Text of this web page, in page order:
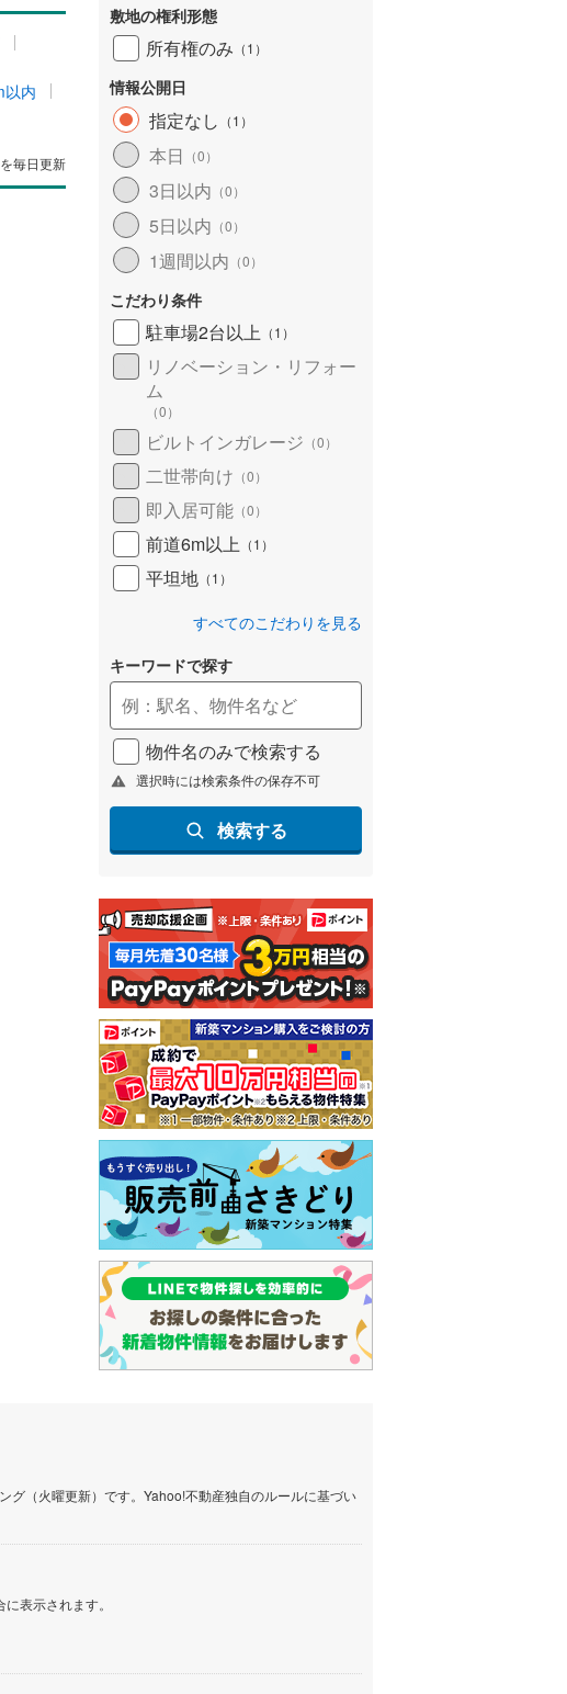
以内
毎日更新
敷地の権利形態
所有権のみ （1 ）
情報公開日
指定なし （1 ）
本日 （0）
3日以内 （0）
5日以内 （0）
1週間以内 （0）
こだわり条件
駐車場2台以上 （1 ）
リノベーション・リフォー
ム
（0）
ビルトインガレージ （0）
二世帯向け （0）
即入居可能 （0）
前道6m以上 （1 ）
平坦地 （1 ）
すべてのこだわりを見る
キーワードで探す
物件名のみで検索する
選択時には検索条件の保存不可
検索する
グ（火曜更新）です。Yahoo!不動産独自のルールに基づい
表示されます。